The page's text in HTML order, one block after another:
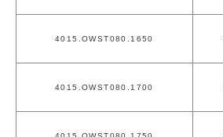
4015.OWST080.1650
4015.OWST080.1700